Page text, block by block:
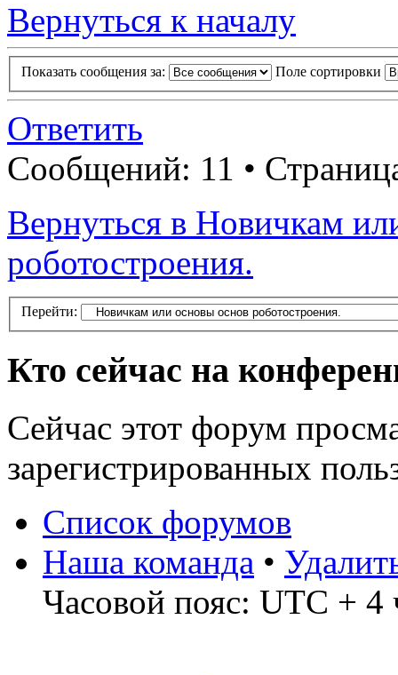
Вернуться к началу
Показать сообщения за: Поле сортировки
Ответить
Сообщений: 11 •
Вернуться в Новичкам
роботостроения.
Перейти:
Кто сейчас на
Сейчас этот форум
зарегистрированных
Список форумов
Наша команда •
Часовой пояс: UTC + 4